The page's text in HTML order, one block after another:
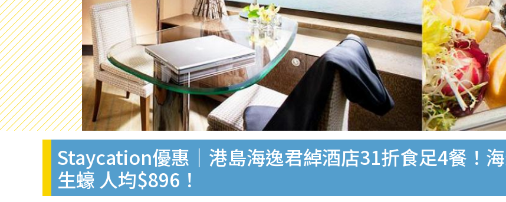
Staycation優惠｜港島海逸君綽酒店31折食足4餐！
生蠔 人均$896！